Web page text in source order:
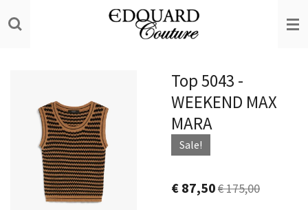
direct
Top 5043 -
WEEKEND MAX
MARA
Sale!
€ 87,50€ 175,00